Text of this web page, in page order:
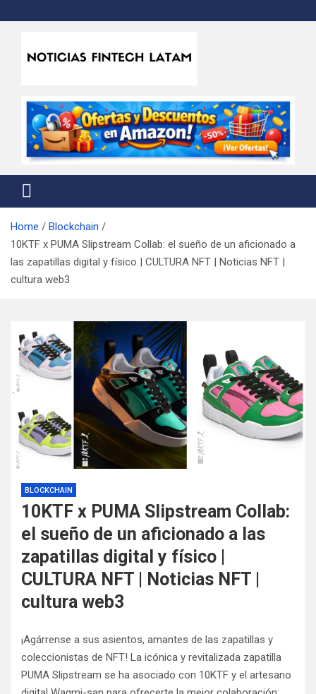
to
Noticias Fintech Latam
Home
Blockchain
10KTF x PUMA Slipstream Collab: el sueño de un aficionado a
las zapatillas digital y físico | CULTURA NFT | Noticias NFT |
cultura web3
BLOCKCHAIN
10KTF x PUMA Slipstream Collab:
el sueño de un aficionado a las
zapatillas digital y físico |
CULTURA NFT | Noticias NFT |
cultura web3
¡Agárrense a sus asientos, amantes de las zapatillas y
coleccionistas de NFT! La icónica y revitalizada zapatilla
PUMA Slipstream se ha asociado con 10KTF y el artesano